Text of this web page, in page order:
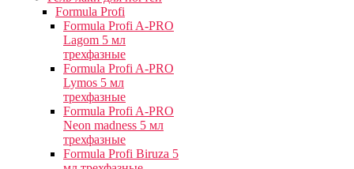
Formula Profi
Formula Profi A-PRO
Lagom 5 мл
трехфазные
Formula Profi A-PRO
Lymos 5 мл
трехфазные
Formula Profi A-PRO
Neon madness 5 мл
трехфазные
Formula Profi Biruza 5